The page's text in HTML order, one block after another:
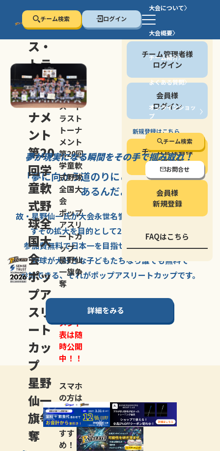
チーム検索 ログイン
大会について
大会概要
チーム紹介
よくある質問
オンラインショッ
プ
チーム検索
お問合せ
停止する
セン
ス・
トラ
スト
トー
ナメ
ント
第20
回学
童軟
式野
球全
国大
会
ポッ
プア
スリ
ート
カッ
プ
星野
仙一
旗争
奪
セン
ス・ト
ラスト
トーナ
メント
第20回
学童軟
式野球
全国大
会
ポップ
アスリ
ートカ
ップ
星野仙
一旗争
奪
メント
表は随
時公開
中！！
スマホ
の方は
LINE登
録がお
すす
め！
会員の方
チーム管理者様
ログイン
会員様
ログイン
新規登録はこちら
チーム管理者様
新規登録
会員様
新規登録
FAQはこちら
夢が現実になる瞬間をその手で掴み取れ！
「夢に向かう道のりにこそ大きな意味が
あるんだよ」
故・星野仙一氏が大会永世名誉会長を務める、野球の
すその拡大を目的として2007年に
参加費無料で日本一を目指せる唯一の野球大会。
野球が大好きな子どもたちなら誰でも無料で
参加できる、それがポップアスリートカップです。
詳細をみる